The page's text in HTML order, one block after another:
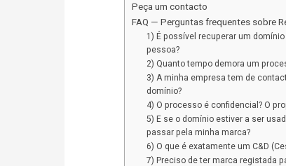
Peça um contacto
FAQ — Perguntas frequentes sobre
1) É possível recuperar um
pessoa?
2) Quanto tempo demora um
3) A minha empresa tem de
domínio?
4) O processo é confidencial? O
5) E se o domínio estiver a ser
passar pela minha marca?
6) O que é exatamente um C&D
7) Preciso de ter marca registada